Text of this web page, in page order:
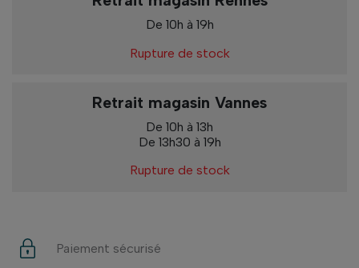
De 10h à 19h
Rupture de stock
Retrait magasin Vannes
De 10h à 13h
De 13h30 à 19h
Rupture de stock
Paiement sécurisé